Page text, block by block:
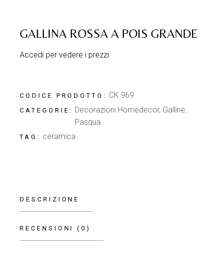
GALLINA ROSSA A POIS GRANDE
Accedi per vedere i prezzi
CODICE PRODOTTO: CK 969
CATEGORIE: Decorazioni Homedecor, Galline,
Pasqua
TAG: ceramica
DESCRIZIONE
RECENSIONI (0)